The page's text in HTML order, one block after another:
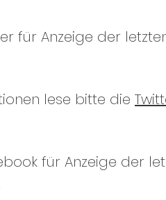
für Anzeige der
lese bitte die
für Anzeige der